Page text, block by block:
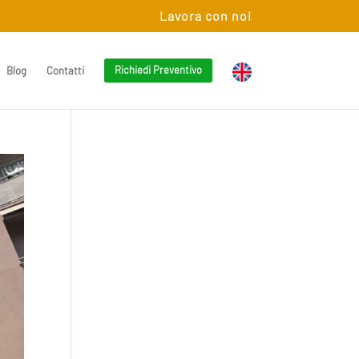
Lavora con noi
Blog Contatti Richiedi Preventivo